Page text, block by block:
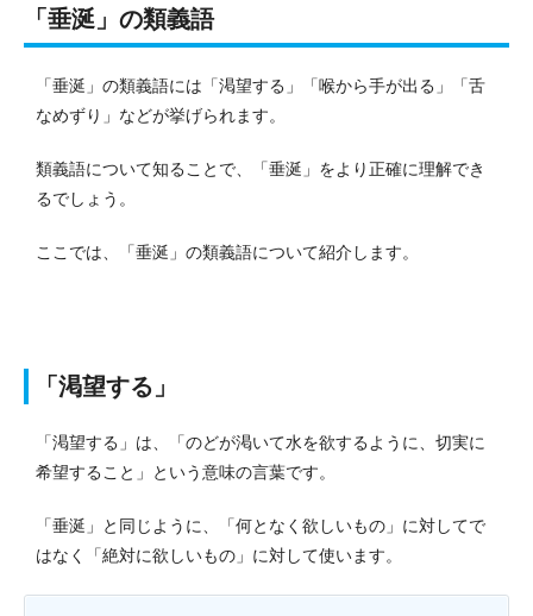
「垂涎」の類義語
「垂涎」の類義語には「渇望する」「喉から手が出る」「舌
なめずり」などが挙げられます。
類義語について知ることで、「垂涎」をより正確に理解でき
るでしょう。
ここでは、「垂涎」の類義語について紹介します。
「渇望する」
「渇望する」は、「のどが渇いて水を欲するように、切実に
希望すること」という意味の言葉です。
「垂涎」と同じように、「何となく欲しいもの」に対してで
はなく「絶対に欲しいもの」に対して使います。